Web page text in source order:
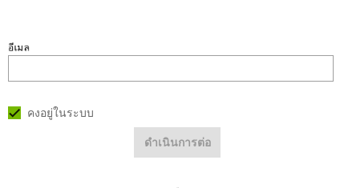
อีเมล
คงอยู่ในระบบ
ดำเนินการต่อ